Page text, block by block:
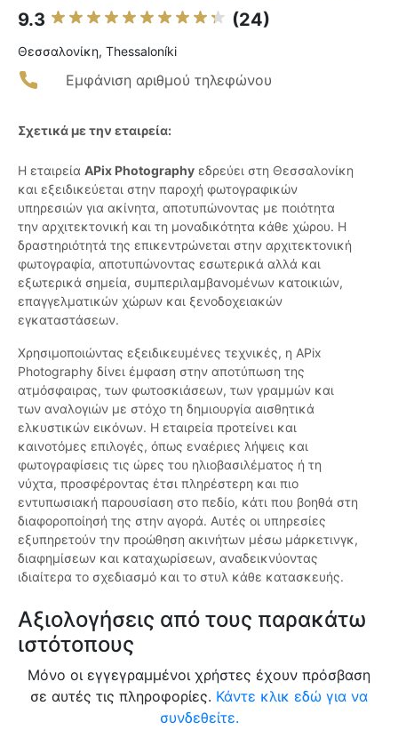
9.3 (24)
Θεσσαλονίκη, Thessaloníki
Εμφάνιση αριθμού τηλεφώνου
Σχετικά με την εταιρεία:
Η εταιρεία APix Photography εδρεύει στη Θεσσαλονίκη
και εξειδικεύεται στην παροχή φωτογραφικών
υπηρεσιών για ακίνητα, αποτυπώνοντας με ποιότητα
την αρχιτεκτονική και τη μοναδικότητα κάθε χώρου. Η
δραστηριότητά της επικεντρώνεται στην αρχιτεκτονική
φωτογραφία, αποτυπώνοντας εσωτερικά αλλά και
εξωτερικά σημεία, συμπεριλαμβανομένων κατοικιών,
επαγγελματικών χώρων και ξενοδοχειακών
εγκαταστάσεων.
Χρησιμοποιώντας εξειδικευμένες τεχνικές, η APix
Photography δίνει έμφαση στην αποτύπωση της
ατμόσφαιρας, των φωτοσκιάσεων, των γραμμών και
των αναλογιών με στόχο τη δημιουργία αισθητικά
ελκυστικών εικόνων. Η εταιρεία προτείνει και
καινοτόμες επιλογές, όπως εναέριες λήψεις και
φωτογραφίσεις τις ώρες του ηλιοβασιλέματος ή τη
νύχτα, προσφέροντας έτσι πληρέστερη και πιο
εντυπωσιακή παρουσίαση στο πεδίο, κάτι που βοηθά στη
διαφοροποίησή της στην αγορά. Αυτές οι υπηρεσίες
εξυπηρετούν την προώθηση ακινήτων μέσω μάρκετινγκ,
διαφημίσεων και καταχωρίσεων, αναδεικνύοντας
ιδιαίτερα το σχεδιασμό και το στυλ κάθε κατασκευής.
Αξιολογήσεις από τους παρακάτω
ιστότοπους
Μόνο οι εγγεγραμμένοι χρήστες έχουν πρόσβαση
σε αυτές τις πληροφορίες. Κάντε κλικ εδώ για να
συνδεθείτε.